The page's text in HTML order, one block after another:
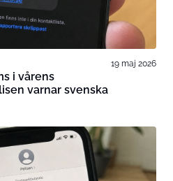
19 maj 2026
i vårens
varnar svenska